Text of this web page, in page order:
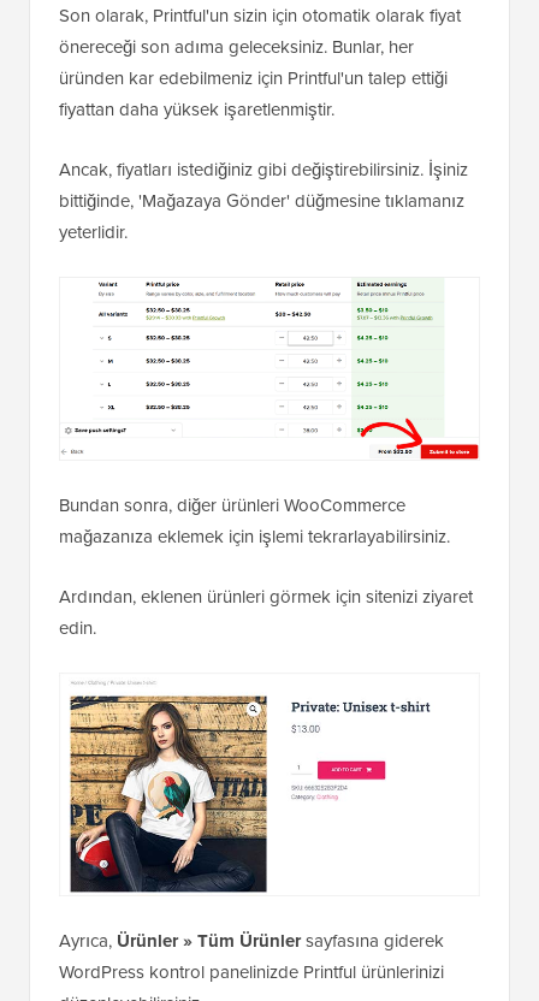
Son olarak, Printful'un sizin için otomatik olarak fiyat
önereceği son adıma geleceksiniz. Bunlar, her
üründen kar edebilmeniz için Printful'un talep ettiği
fiyattan daha yüksek işaretlenmiştir.
Ancak, fiyatları istediğiniz gibi değiştirebilirsiniz. İşiniz
bittiğinde, 'Mağazaya Gönder' düğmesine tıklamanız
yeterlidir.
Bundan sonra, diğer ürünleri WooCommerce
mağazanıza eklemek için işlemi tekrarlayabilirsiniz.
Ardından, eklenen ürünleri görmek için sitenizi ziyaret
edin.
Ayrıca, Ürünler » Tüm Ürünlersayfasına giderek
WordPress kontrol panelinizde Printful ürünlerinizi